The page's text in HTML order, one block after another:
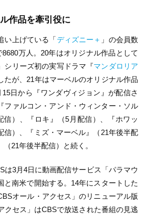
作品を牽引役に
い上げている「ディズニー＋ 」の会員数
万人。20年はオリジナル作品として
シリーズ初の実写ドラマ『マンダロリア
たが、21年はマーベルのオリジナル作品
日から『ワンダヴィジョン』が配信さ
ファルコン・アンド・ウィンター・ソル
信）、『ロキ』（5月配信）、『ホワッ
信）、『ミズ・マーベル』（21年後半配
21年後半配信）と続く。
は3月4日に動画配信サービス「パラマウ
と南米で開始する。14年にスタートした
オール・アクセス」のリニューアル版
クセス」はCBSで放送された番組の見逃